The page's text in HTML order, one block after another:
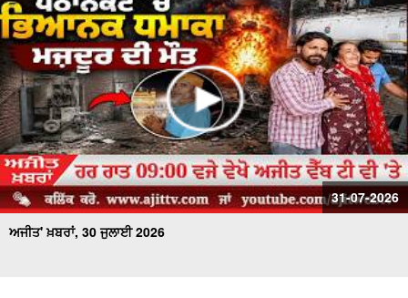
31-07-2026
ਅਜੀਤ' ਖ਼ਬਰਾਂ, 30 ਜੁਲਾਈ 2026